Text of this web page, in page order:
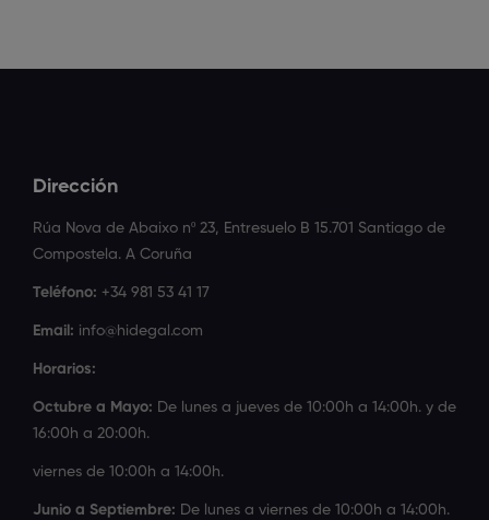
Dirección
Rúa Nova de Abaixo nº 23, Entresuelo B 15.701 Santiago de
Compostela. A Coruña
Teléfono: +34 981 53 41 17
Email: info@hidegal.com
Horarios:
Octubre a Mayo: De lunes a jueves de 10:00h a 14:00h. y de
16:00h a 20:00h.
viernes de 10:00h a 14:00h.
Junio a Septiembre: De lunes a viernes de 10:00h a 14:00h.